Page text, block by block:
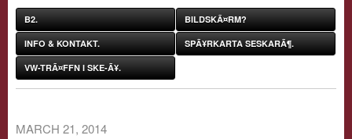
B2. BILDSKÃ¤RM?
INFO & KONTAKT. SPÃ¥RKARTA SESKARÃ¶.
VW-TRÃ¤FFN I SKE-Ã¥.
MARCH 21, 2014